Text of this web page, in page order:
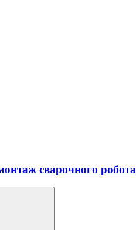
сварочного робота